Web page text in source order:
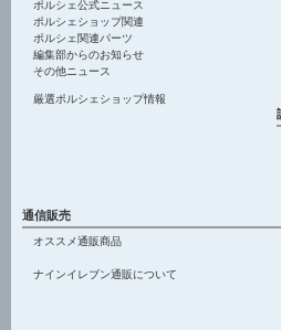
ポルシェ公式ニュース
ポルシェショップ関連
ポルシェ関連パーツ
編集部からのお知らせ
その他ニュース
厳選ポルシェショップ情報
通信販売
オススメ通販商品
ナインイレブン通販について